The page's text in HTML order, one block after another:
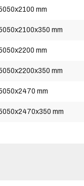
mm
mm
mm
mm
mm
mm